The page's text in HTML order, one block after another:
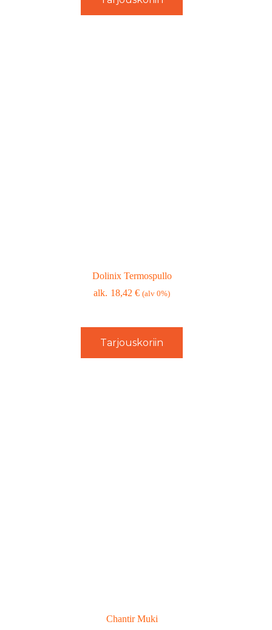
Dolinix Termospullo
18,42€ (alv 0%)
Tarjouskoriin
Chantir Muki